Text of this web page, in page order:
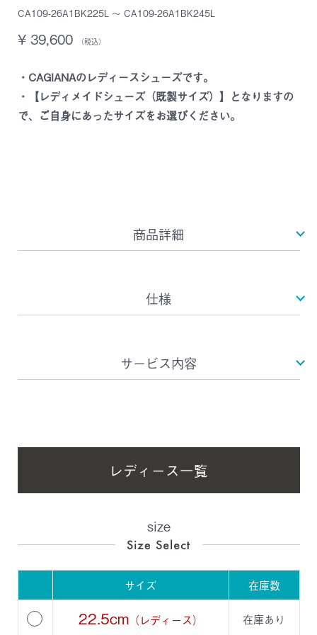
CA109-26A1BK225L ～ CA109-26A1BK245L
¥ 39,600 （税込）
・CAGIANAのレディースシューズです。
・【レディメイドシューズ（既製サイズ）】となりますの
で、ご自身にあったサイズをお選びください。
商品詳細
仕様
サービス内容
レディース一覧
size
サイズ 在庫数
22.5cm（レディース） 在庫あり